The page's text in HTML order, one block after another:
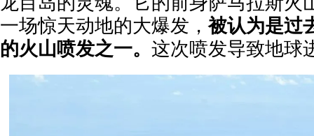
一场惊天动地的大爆发，被认为是过
的火山喷发之一。 这次喷发导致地球